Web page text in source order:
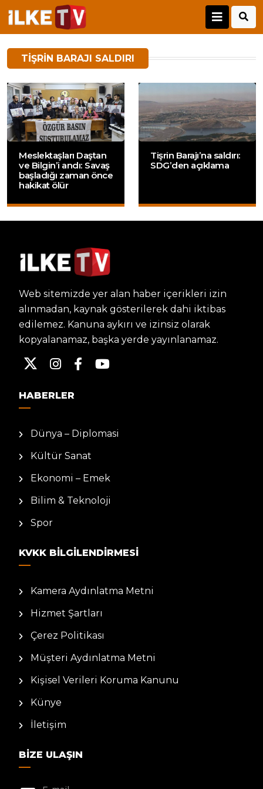
TIŞRIN BARAJI SALDIRI
Meslektaşları Daştan
ve Bilgin’i andı: Savaş
başladığı zaman önce
hakikat ölür
Tişrin Barajı’na saldırı:
SDG’den açıklama
Web sitemizde yer alan haber içerikleri izin
alınmadan, kaynak gösterilerek dahi iktibas
edilemez. Kanuna aykırı ve izinsiz olarak
kopyalanamaz, başka yerde yayınlanamaz.
HABERLER
Dünya – Diplomasi
Kültür Sanat
Ekonomi – Emek
Bilim & Teknoloji
Spor
KVKK BILGILENDIRMESI
Kamera Aydınlatma Metni
Hizmet Şartları
Çerez Politikası
Müşteri Aydınlatma Metni
Kişisel Verileri Koruma Kanunu
Künye
İletişim
BIZE ULAŞIN